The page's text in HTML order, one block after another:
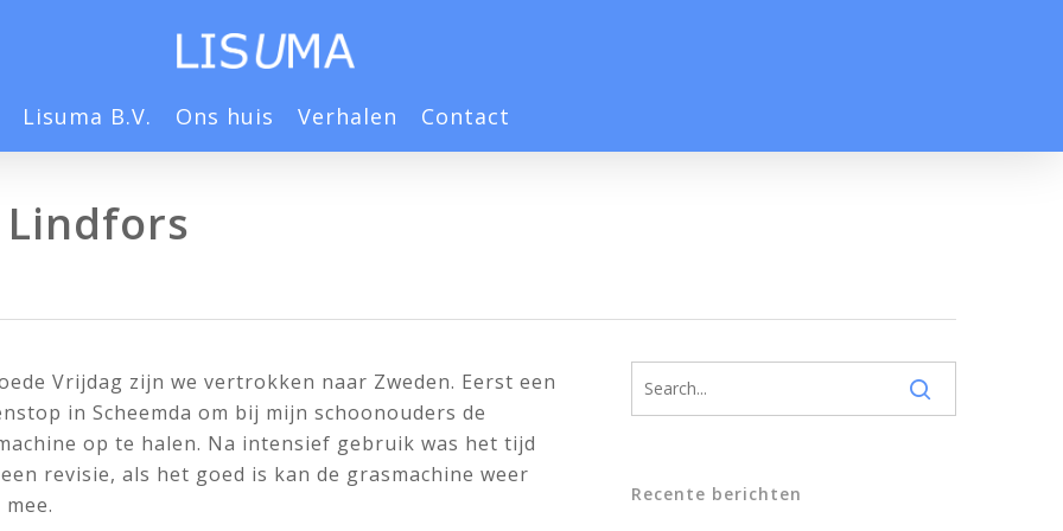
Lisuma B.V. Ons huis Verhalen Contact
Vrijdag zijn we vertrokken naar Zweden. Eerst een
in Scheemda om bij mijn schoonouders de
op te halen. Na intensief gebruik was het tijd
revisie, als het goed is kan de grasmachine weer
Recente berichten